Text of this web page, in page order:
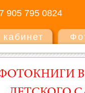
905 795 0824